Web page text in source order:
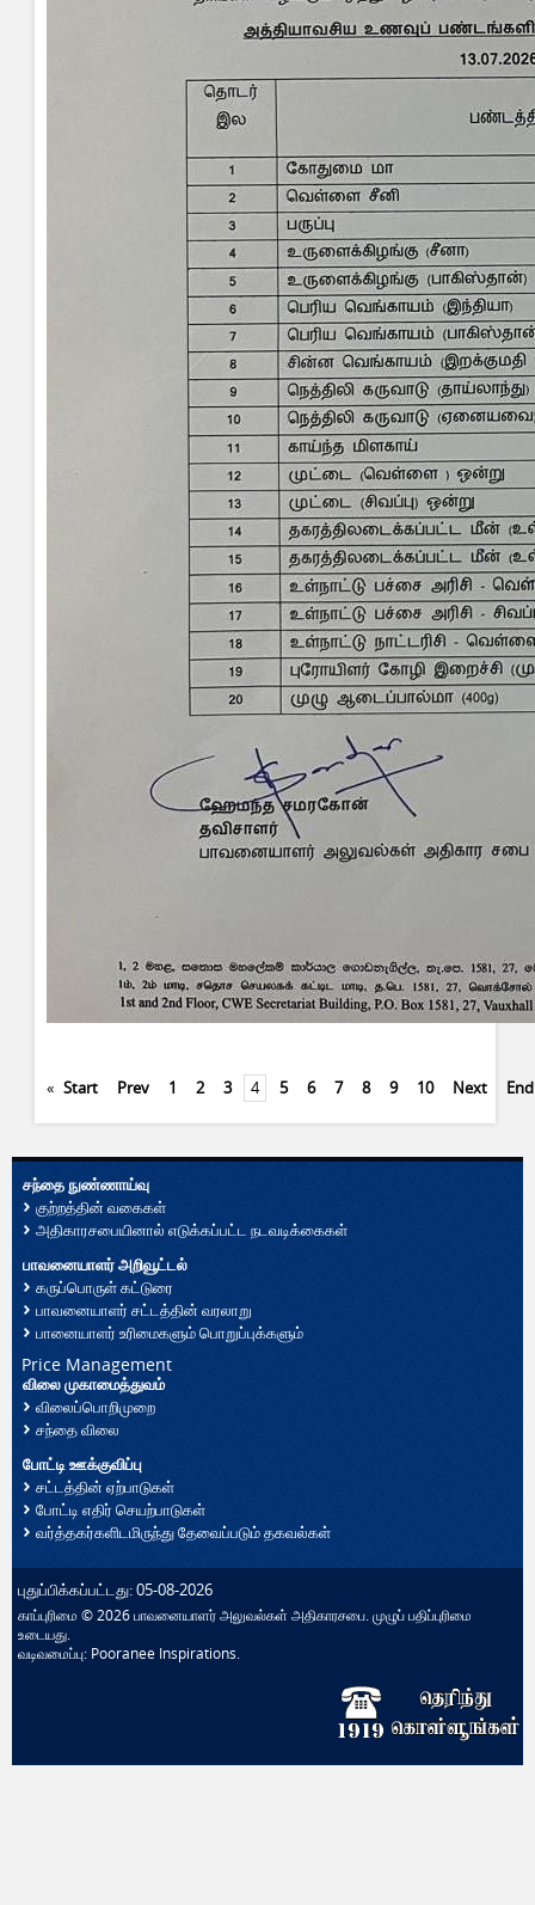
Prev 1 2 3 4 5 6 7 8 9 10 Next End
சந்தை நுண்ணாய்வு
பாவனையாளர் அறிவூட்டல்
கருப்பொருள் கட்டுரை
பாவனையாளர் சட்டத்தின் வரலாறு
பானையாளர் உரிமைகளும் பொறுப்புக்களும்
Price Management
விலை முகாமைத்துவம்
விலைப்பொறிமுறை
சந்தை விலை
போட்டி ஊக்குவிப்பு
சட்டத்தின் ஏற்பாடுகள்
போட்டி எதிர் செயற்பாடுகள்
வர்த்தகர்களிடமிருந்து தேவைப்படும் தகவல்கள்
புதுப்பிக்கப்பட்டது: 05-08-2026
காப்புரிமை © 2026 பாவனையாளர் அலுவல்கள் அதிகாரசபை. முழுப் பதிப்புரிமை
உடையது.